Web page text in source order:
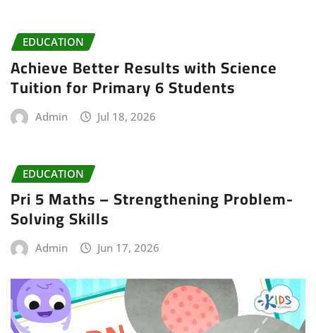
EDUCATION
Achieve Better Results with Science
Tuition for Primary 6 Students
Admin Jul 18, 2026
EDUCATION
Pri 5 Maths – Strengthening Problem-
Solving Skills
Admin Jun 17, 2026